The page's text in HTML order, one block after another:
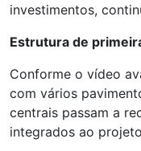
investimentos,
Estrutura de
Conforme o vídeo
com vários
centrais passam a
integrados ao